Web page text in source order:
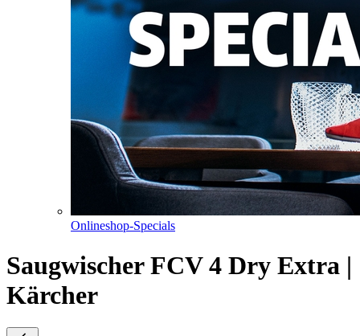
Onlineshop-Specials
Saugwischer FCV 4 Dry Extra |
Kärcher